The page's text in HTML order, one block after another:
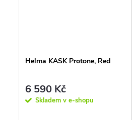
Helma KASK Protone, Red
6 590 Kč
Skladem v e-shopu